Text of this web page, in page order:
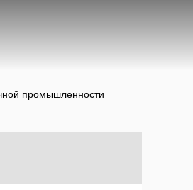
промышленности